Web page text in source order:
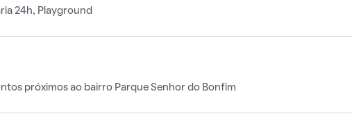
24h, Playground
próximos ao bairro Parque Senhor do Bonfim